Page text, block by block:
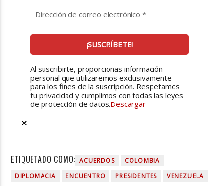
Al suscribirte, proporcionas información
personal que utilizaremos exclusivamente
para los fines de la suscripción. Respetamos
tu privacidad y cumplimos con todas las leyes
de protección de datos.Descargar
ETIQUETADO COMO: ACUERDOS
COLOMBIA
DIPLOMACIA
ENCUENTRO PRESIDENTES VENEZUELA